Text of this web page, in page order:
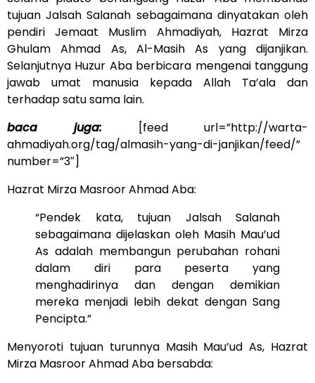
tujuan Jalsah Salanah sebagaimana dinyatakan oleh
pendiri Jemaat Muslim Ahmadiyah, Hazrat Mirza
Ghulam Ahmad As, Al-Masih As yang dijanjikan.
Selanjutnya Huzur Aba berbicara mengenai tanggung
jawab umat manusia kepada Allah Ta’ala dan
terhadap satu sama lain.
baca juga: [feed url=”http://warta-
ahmadiyah.org/tag/almasih-yang-di-janjikan/feed/”
number=”3″]
Hazrat Mirza Masroor Ahmad Aba:
“Pendek kata, tujuan Jalsah Salanah
sebagaimana dijelaskan oleh Masih Mau’ud
As adalah membangun perubahan rohani
dalam diri para peserta yang
menghadirinya dan dengan demikian
mereka menjadi lebih dekat dengan Sang
Pencipta.”
Menyoroti tujuan turunnya Masih Mau’ud As, Hazrat
Mirza Masroor Ahmad Aba bersabda: